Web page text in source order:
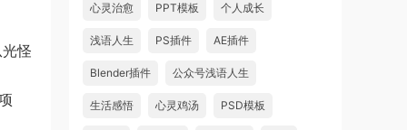
怪
心灵治愈 PPT模板 个人成长
浅语人生 PS插件 AE插件
Blender插件 公众号浅语人生
生活感悟 心灵鸡汤 PSD模板